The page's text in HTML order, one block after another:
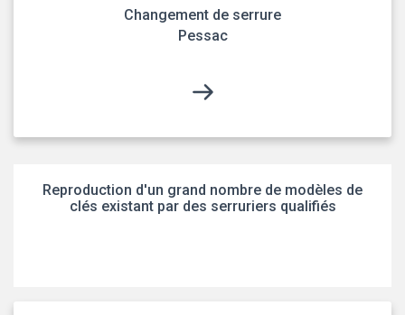
Changement de serrure
Pessac
Reproduction d'un grand nombre de modèles de
clés existant par des serruriers qualifiés